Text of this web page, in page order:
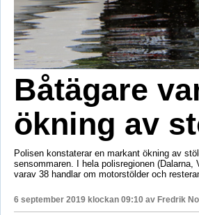
Båtägare
ökning av
Polisen konstaterar en markant ökning av
sensommaren. I hela polisregionen
varav 38 handlar om motorstölder och
6 september 2019 klockan 09:10 av Fredrik